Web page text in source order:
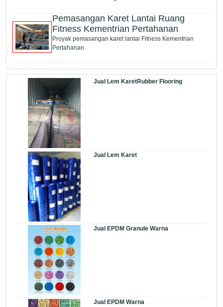
Pemasangan Karet Lantai Ruang
Fitness Kementrian Pertahanan
Proyak pemasangan karet lantai Fitness Kementrian
Pertahanan
Jual Lem KaretRubber Flooring
Jual Lem Karet
Jual EPDM Granule Warna
Jual EPDM Warna